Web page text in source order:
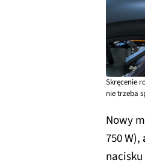
Skręcenie
nie trzeba
Nowy
750 W),